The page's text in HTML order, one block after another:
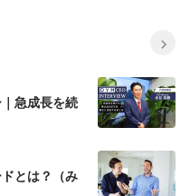
急成長を続
とは？（み